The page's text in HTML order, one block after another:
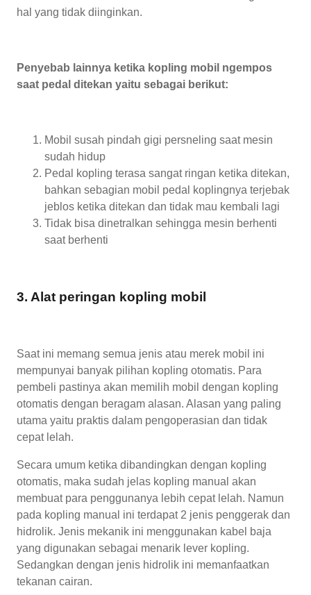
hal yang tidak diinginkan.
Penyebab lainnya ketika kopling mobil ngempos
saat pedal ditekan yaitu sebagai berikut:
Mobil susah pindah gigi persneling saat mesin
sudah hidup
Pedal kopling terasa sangat ringan ketika ditekan,
bahkan sebagian mobil pedal koplingnya terjebak
jeblos ketika ditekan dan tidak mau kembali lagi
Tidak bisa dinetralkan sehingga mesin berhenti
saat berhenti
3. Alat peringan kopling mobil
Saat ini memang semua jenis atau merek mobil ini
mempunyai banyak pilihan kopling otomatis. Para
pembeli pastinya akan memilih mobil dengan kopling
otomatis dengan beragam alasan. Alasan yang paling
utama yaitu praktis dalam pengoperasian dan tidak
cepat lelah.
Secara umum ketika dibandingkan dengan kopling
otomatis, maka sudah jelas kopling manual akan
membuat para penggunanya lebih cepat lelah. Namun
pada kopling manual ini terdapat 2 jenis penggerak dan
hidrolik. Jenis mekanik ini menggunakan kabel baja
yang digunakan sebagai menarik lever kopling.
Sedangkan dengan jenis hidrolik ini memanfaatkan
tekanan cairan.